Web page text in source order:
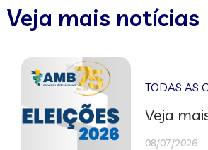
Veja mais notícias
TODAS AS
Veja
08/07/2026